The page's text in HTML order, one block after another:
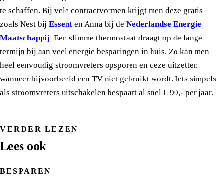
te schaffen. Bij vele contractvormen krijgt men deze gratis
zoals Nest bij Essent en Anna bij de Nederlandse Energie
Maatschappij. Een slimme thermostaat draagt op de lange
termijn bij aan veel energie besparingen in huis. Zo kan men
heel eenvoudig stroomvreters opsporen en deze uitzetten
wanneer bijvoorbeeld een TV niet gebruikt wordt. Iets simpels
als stroomvreters uitschakelen bespaart al snel € 90,- per jaar.
VERDER LEZEN
Lees ook
BESPAREN